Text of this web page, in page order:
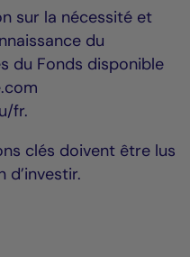
sur la nécessité et
du
du Fonds disponible
fr.
clés doivent être lus
d’investir.